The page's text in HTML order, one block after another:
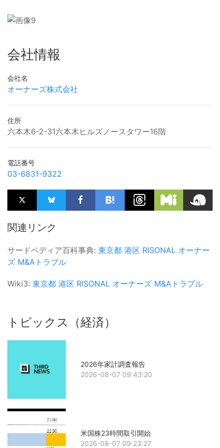
会社情報
会社名
オーナーズ株式会社
住所
六本木6-2-31六本木ヒルズノースタワー16階
電話番号
03-6831-9322
関連リンク
サードペディア百科事典: 東京都 港区 RISONAL オーナー
ズ M&Aトラブル
Wiki3: 東京都 港区 RISONAL オーナーズ M&Aトラブル
トピックス（経済）
2026年家計調査報告
2026-08-07 09:43:20
米国株23時間取引開始
2026-08-07 09:23:27